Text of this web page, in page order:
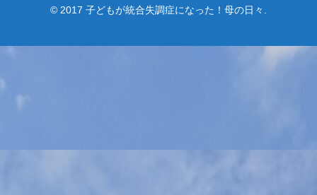
© 2017 子どもが統合失調症になった！母の日々.